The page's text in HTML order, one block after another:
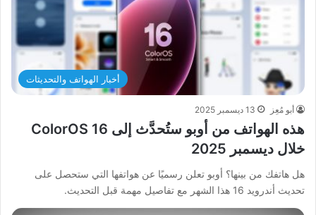
أخبار الهواتف والتحديثات
أبو مُعِز 13 ديسمبر 2025
هذه الهواتف من أوبو ستُحدَّث إلى ColorOS 16
خلال ديسمبر 2025
هل هاتفك من بينها؟ أوبو تعلن رسميًا عن هواتفها التي ستحصل على
تحديث أندرويد 16 هذا الشهر مع تفاصيل مهمة قبل التحديث.